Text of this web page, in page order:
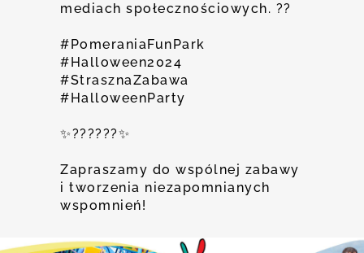
mediach społecznościowych. ??
#PomeraniaFunPark
#Halloween2024
#StrasznaZabawa
#HalloweenParty
✨???️???✨
Zapraszamy do wspólnej zabawy
i tworzenia niezapomnianych
wspomnień!